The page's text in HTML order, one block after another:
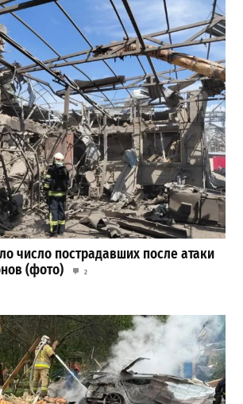
число пострадавших после атаки
(фото)
2